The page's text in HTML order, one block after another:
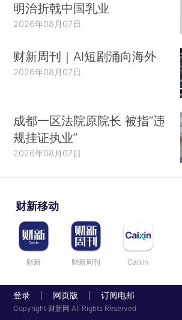
明治折戟中国乳业
2026年08月07日
财新周刊｜AI短剧涌向海外
2026年08月07日
成都一区法院原院长 被指“违
规挂证执业”
2026年08月07日
财新移动
财新 财新周刊 Caixin
登录 网页版 订阅电邮
Copyright 财新网 All Rights Reserved